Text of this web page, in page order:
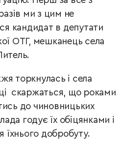
ми з цим не
кандидат в депутати
ОТГ, мешканець села
торкнулась і села
скаржаться, що роками
до чиновницьких
годує їх обіцянками і
їхнього добробуту.